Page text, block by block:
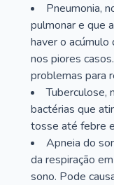
Pneumonia,
pulmonar e que
haver o
nos piores
problemas para
Tuberculose,
bactérias que
tosse até febre
Apneia do
da respiração
sono. Pode